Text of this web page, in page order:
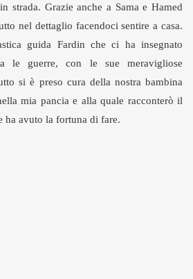
strada. Grazie anche a Sama e Hamed
nel dettaglio facendoci sentire a casa.
guida Fardin che ci ha insegnato
le guerre, con le sue meravigliose
si è preso cura della nostra bambina
mia pancia e alla quale racconterò il
ha avuto la fortuna di fare.